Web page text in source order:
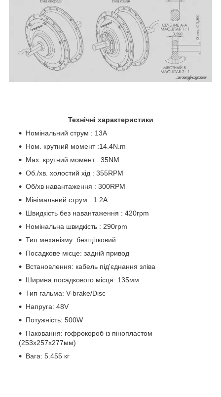
Технічні характеристики
Номінальний струм : 13A
Ном. крутний момент :14.4N.m
Мах. крутний момент : 35NM
Об./хв. холостий хід : 355RPM
Об/хв навантаження : 300RPM
Мінімальний струм : 1.2A
Швидкість без навантаження : 420rpm
Номінальна швидкість : 290rpm
Тип механізму: безщітковий
Посадкове місце: задній привод
Встановлення: кабель під'єднання зліва
Ширина посадкового місця: 135мм
Тип гальма: V-brake/Disc
Напруга: 48V
Потужність: 500W
Паковання: гофрокороб із пінопластом
(253х257х277мм)
Вага: 5.455 кг